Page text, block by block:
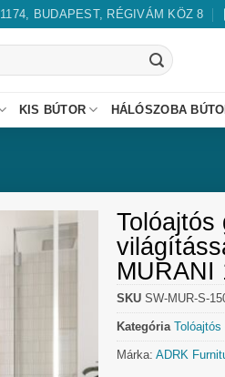
1174, BUDAPEST, RÉGIVÁM KÖZ 8
KIS BÚTOR HÁLÓSZOBA
Tolóajtós
MURANI
SKU SW-MUR-S-
Kategória Tolóajtós
Márka: ADRK